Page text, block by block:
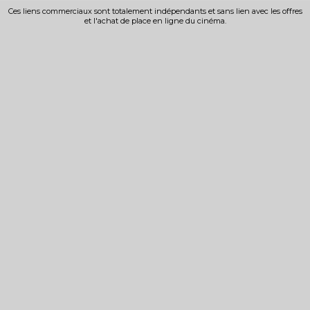
Ces liens commerciaux sont totalement indépendants et sans lien avec les offres
et l'achat de place en ligne du cinéma.